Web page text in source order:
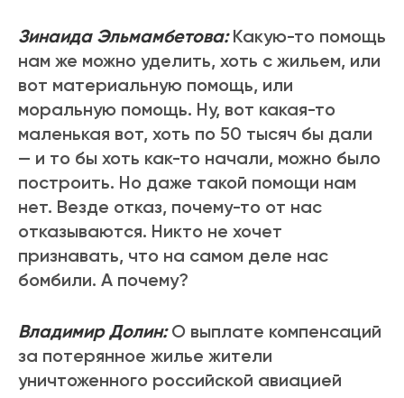
Зинаида Эльмамбетова:Какую-то помощь
нам же можно уделить, хоть с жильем, или
вот материальную помощь, или
моральную помощь. Ну, вот какая-то
маленькая вот, хоть по 50 тысяч бы дали
— и то бы хоть как-то начали, можно было
построить. Но даже такой помощи нам
нет. Везде отказ, почему-то от нас
отказываются. Никто не хочет
признавать, что на самом деле нас
бомбили. А почему?
Владимир Долин:О выплате компенсаций
за потерянное жилье жители
уничтоженного российской авиацией